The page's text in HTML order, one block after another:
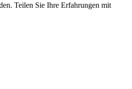
Teilen Sie Ihre Erfahrungen mit